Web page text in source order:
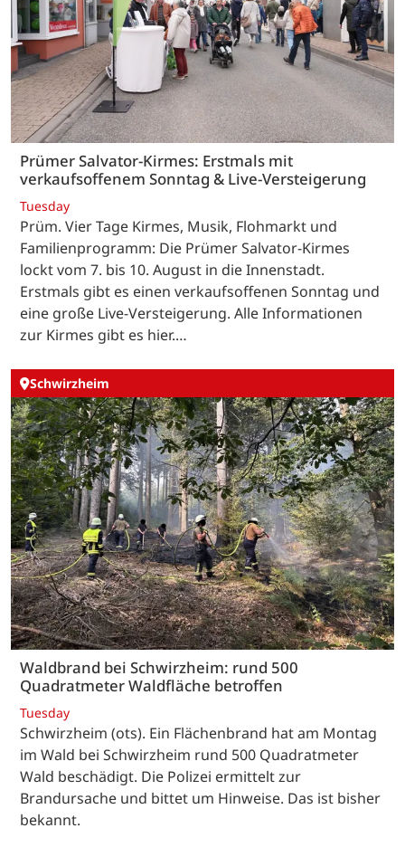
Prümer Salvator-Kirmes: Erstmals mit
verkaufsoffenem Sonntag & Live-Versteigerung
Tuesday
Prüm. Vier Tage Kirmes, Musik, Flohmarkt und
Familienprogramm: Die Prümer Salvator-Kirmes
lockt vom 7. bis 10. August in die Innenstadt.
Erstmals gibt es einen verkaufsoffenen Sonntag und
eine große Live-Versteigerung. Alle Informationen
zur Kirmes gibt es hier.…
Schwirzheim
Waldbrand bei Schwirzheim: rund 500
Quadratmeter Waldfläche betroffen
Tuesday
Schwirzheim (ots). Ein Flächenbrand hat am Montag
im Wald bei Schwirzheim rund 500 Quadratmeter
Wald beschädigt. Die Polizei ermittelt zur
Brandursache und bittet um Hinweise. Das ist bisher
bekannt.